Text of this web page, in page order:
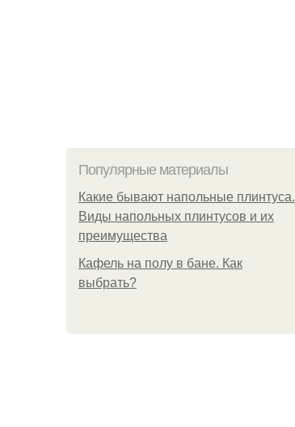
Популярные материалы
Какие бывают напольные плинтуса.
Виды напольных плинтусов и их
преимущества
Кафель на полу в бане. Как
выбрать?